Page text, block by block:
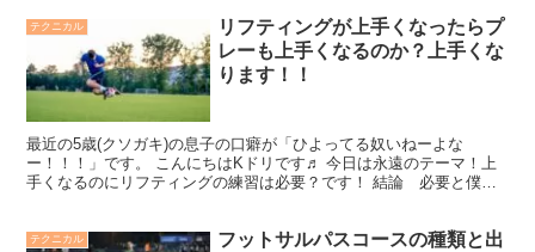
テクニカル
リフティングが上手くなったらプ
レーも上手くなるのか？上手くな
ります！！
最近の5歳(クソガキ)の息子の口癖が「ひよってる奴いねーよな
ー！！！」です。 こんにちはKドリです♬ 今日は永遠のテーマ！上
手くなるのにリフティングの練習は必要？です！ 結論 必要と僕は
テクニカル
フットサルパスコースの種類と出